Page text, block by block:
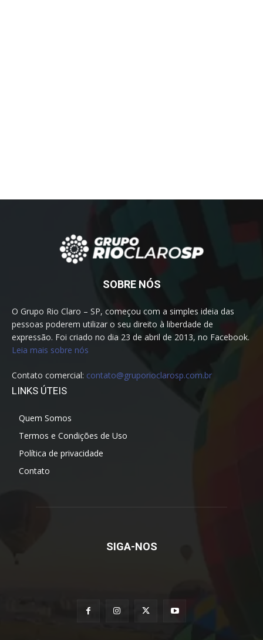
SOBRE NÓS
O Grupo Rio Claro – SP, começou com a simples ideia das
pessoas poderem utilizar o seu direito à liberdade de
expressão. Foi criado no dia 23 de abril de 2013, no Facebook.
Leia mais sobre nós
Contato comercial: contato@gruporioclarosp.com.br
LINKS ÚTEIS
Quem Somos
Termos e Condições de Uso
Política de privacidade
Contato
SIGA-NOS